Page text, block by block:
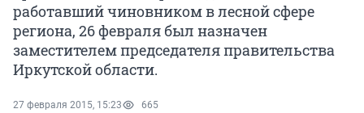
работавший чиновником в лесной сфере
региона, 26 февраля был назначен
заместителем председателя правительства
Иркутской области.
27 февраля 2015, 15:23 665